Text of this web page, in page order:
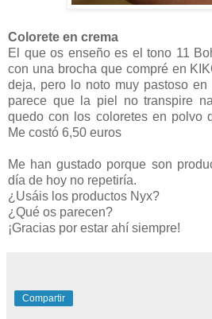
Colorete en crema
El que os enseño es el tono 11
con una brocha que compré en
deja, pero lo noto muy pastoso
parece que la piel no transpire
quedo con los coloretes en polvo
Me costó 6,50 euros
Me han gustado porque son
día de hoy no repetiría.
¿Usáis los productos Nyx?
¿Qué os parecen?
¡Gracias por estar ahí siempre!
Compartir